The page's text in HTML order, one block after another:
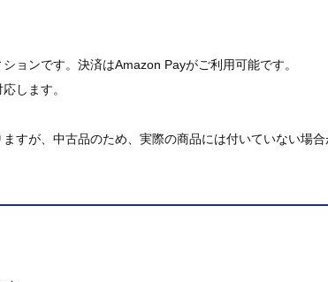
ョンです。決済はAmazon Payがご利用可能です。
します。
すが、中古品のため、実際の商品には付いていない場合